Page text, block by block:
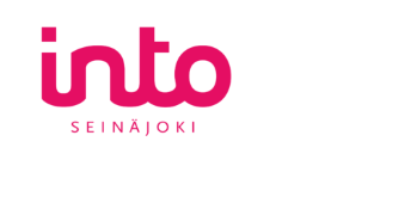
sisältöön